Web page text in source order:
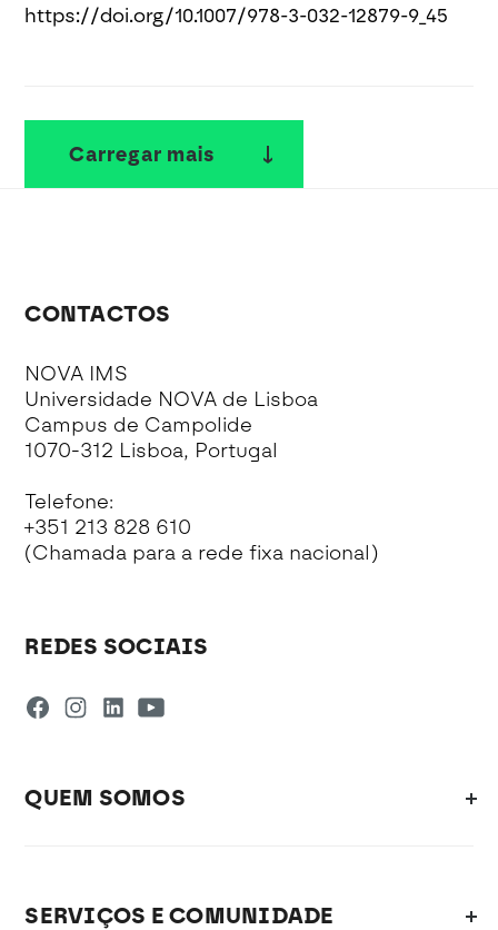
https://doi.org/10.1007/978-3-032-12879-9_45
Carregar mais
CONTACTOS
NOVA IMS
Universidade NOVA de Lisboa
Campus de Campolide
1070-312 Lisboa, Portugal
Telefone:
+351 213 828 610
(Chamada para a rede fixa nacional)
REDES SOCIAIS
QUEM SOMOS
SERVIÇOS E COMUNIDADE